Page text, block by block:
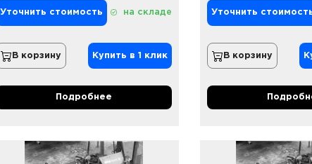
Уточнить стоимость на складе
В корзину Купить в 1 клик
Подробнее
Уточнить
В корзину